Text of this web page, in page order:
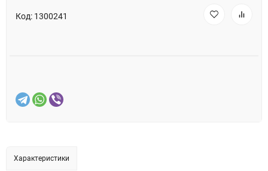
Код: 1300241
Характеристики